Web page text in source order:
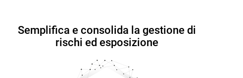
Semplifica e consolida la gestione di
rischi ed esposizione